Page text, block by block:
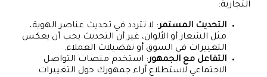
التجارية:
التحديث المستمر: لا تتردد في تحديث عناصر الهوية،
مثل الشعار أو الألوان، غير أن التحديث يجب أن يعكس
التغييرات في السوق أو تفضيلات العملاء.
التفاعل مع الجمهور: استخدم منصات التواصل
الاجتماعي لاستطلاع آراء جمهورك حول التغييرات